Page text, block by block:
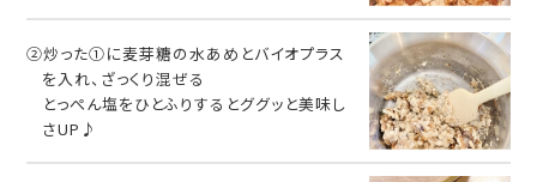
②炒った①に麦芽糖の水あめとバイオプラス
を入れ、ざっくり混ぜる
とっぺん塩をひとふりするとググッと美味し
さUP♪